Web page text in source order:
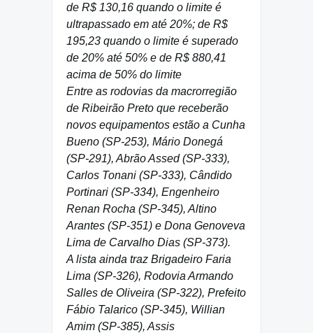
de R$ 130,16 quando o limite é
ultrapassado em até 20%; de R$
195,23 quando o limite é superado
de 20% até 50% e de R$ 880,41
acima de 50% do limite
Entre as rodovias da macrorregião
de Ribeirão Preto que receberão
novos equipamentos estão a Cunha
Bueno (SP-253), Mário Donegá
(SP-291), Abrão Assed (SP-333),
Carlos Tonani (SP-333), Cândido
Portinari (SP-334), Engenheiro
Renan Rocha (SP-345), Altino
Arantes (SP-351) e Dona Genoveva
Lima de Carvalho Dias (SP-373).
A lista ainda traz Brigadeiro Faria
Lima (SP-326), Rodovia Armando
Salles de Oliveira (SP-322), Prefeito
Fábio Talarico (SP-345), Willian
Amim (SP-385), Assis